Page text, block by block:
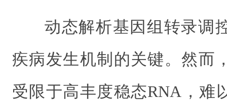
动态解析基因组转录调
疾病发生机制的关键。然而
受限于高丰度稳态RNA，难